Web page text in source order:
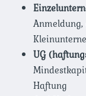
UG
Haftung